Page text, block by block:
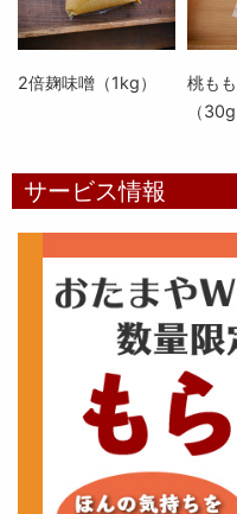
2倍麹味噌（1kg）
桃も
（
サービス情報